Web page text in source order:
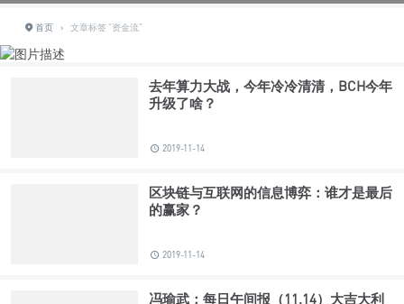
首页 › 文章标签 "资金流"
去年算力大战，今年冷冷清清，BCH今年
升级了啥？
2019-11-14
区块链与互联网的信息博弈：谁才是最后
的赢家？
2019-11-14
冯瑜武：每日午间报（11.14）大吉大利